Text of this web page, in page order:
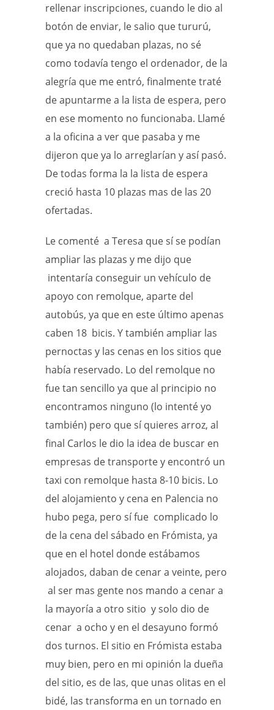
rellenar inscripciones, cuando le dio al
botón de enviar, le salio que tururú,
que ya no quedaban plazas, no sé
como todavía tengo el ordenador, de la
alegría que me entró, finalmente traté
de apuntarme a la lista de espera, pero
en ese momento no funcionaba. Llamé
a la oficina a ver que pasaba y me
dijeron que ya lo arreglarían y así pasó.
De todas forma la la lista de espera
creció hasta 10 plazas mas de las 20
ofertadas.
Le comenté a Teresa que sí se podían
ampliar las plazas y me dijo que
intentaría conseguir un vehículo de
apoyo con remolque, aparte del
autobús, ya que en este último apenas
caben 18 bicis. Y también ampliar las
pernoctas y las cenas en los sitios que
había reservado. Lo del remolque no
fue tan sencillo ya que al principio no
encontramos ninguno (lo intenté yo
también) pero que sí quieres arroz, al
final Carlos le dio la idea de buscar en
empresas de transporte y encontró un
taxi con remolque hasta 8-10 bicis. Lo
del alojamiento y cena en Palencia no
hubo pega, pero sí fue complicado lo
de la cena del sábado en Frómista, ya
que en el hotel donde estábamos
alojados, daban de cenar a veinte, pero
al ser mas gente nos mando a cenar a
la mayoría a otro sitio y solo dio de
cenar a ocho y en el desayuno formó
dos turnos. El sitio en Frómista estaba
muy bien, pero en mi opinión la dueña
del sitio, es de las, que unas olitas en el
bidé, las transforma en un tornado en